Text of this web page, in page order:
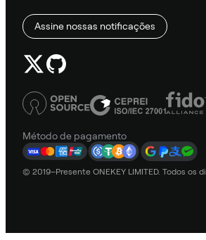
Assine nossas notificações
Método de pagamento
© 2019–Presente ONEKEY LIMITED. Todos os